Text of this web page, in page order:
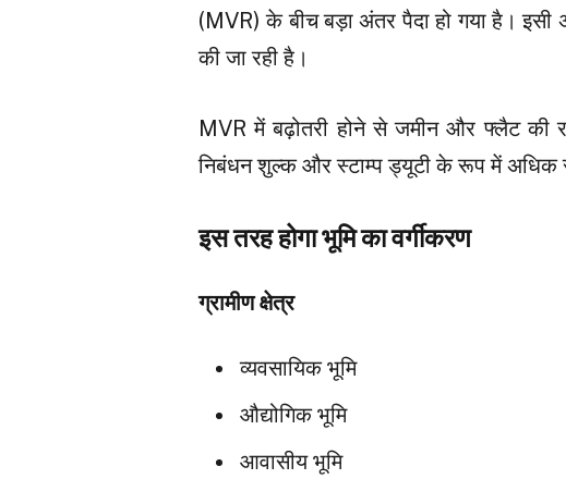
(MVR) के बीच बड़ा अंतर पैदा हो गया है।
की जा रही है।
MVR में बढ़ोतरी होने से जमीन और फ्लैट की
निबंधन शुल्क और स्टाम्प ड्यूटी के रूप में अधिक
इस तरह होगा भूमि का वर्गीकरण
ग्रामीण क्षेत्र
व्यवसायिक भूमि
औद्योगिक भूमि
आवासीय भूमि